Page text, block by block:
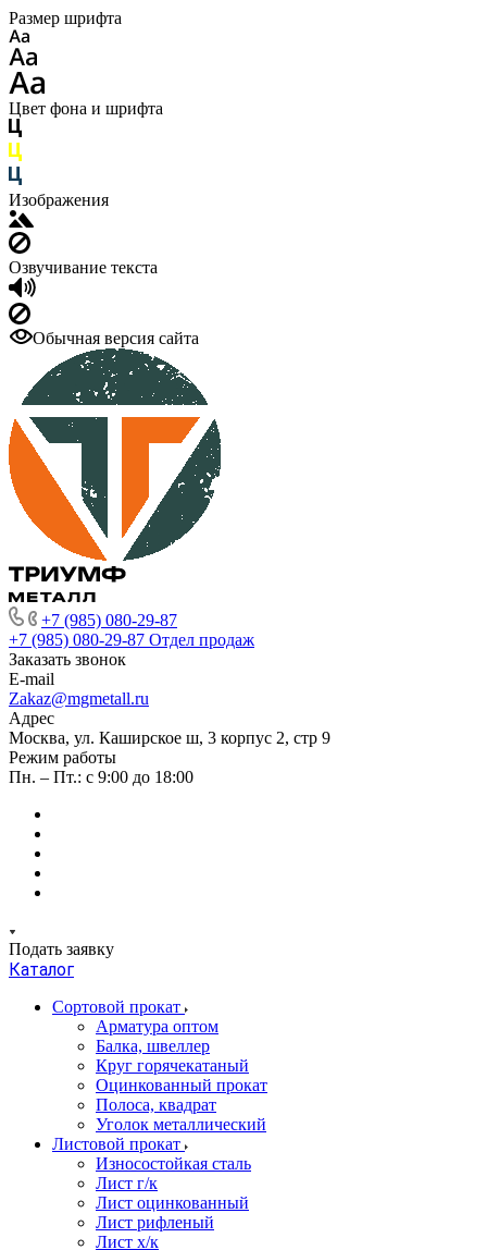
Размер шрифта
Цвет фона и шрифта
Изображения
Озвучивание текста
Обычная версия сайта
+7 (985) 080-29-87
+7 (985) 080-29-87 Отдел продаж
Заказать звонок
E-mail
Zakaz@mgmetall.ru
Адрес
Москва, ул. Каширское ш, 3 корпус 2, стр 9
Режим работы
Пн. – Пт.: с 9:00 до 18:00
Подать заявку
Каталог
Сортовой прокат
Арматура оптом
Балка, швеллер
Круг горячекатаный
Оцинкованный прокат
Полоса, квадрат
Уголок металлический
Листовой прокат
Износостойкая сталь
Лист г/к
Лист оцинкованный
Лист рифленый
Лист х/к